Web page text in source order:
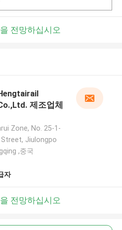
전망하십시오
제조업체
Zone, No. 25-1-
Jiulongpo
,중국
자
전망하십시오